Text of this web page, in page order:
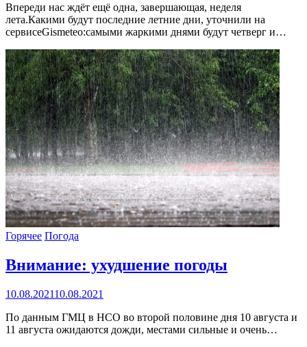
Впереди нас ждёт ещё одна, завершающая, неделя
лета.Какими будут последние летние дни, уточнили на
сервисеGismeteo:самыми жаркими днями будут четверг и…
Горячее Погода
Внимание: ухудшение погоды
10.08.202110.08.2021
По данным ГМЦ в НСО во второй половине дня 10 августа и
11 августа ожидаются дожди, местами сильные и очень…